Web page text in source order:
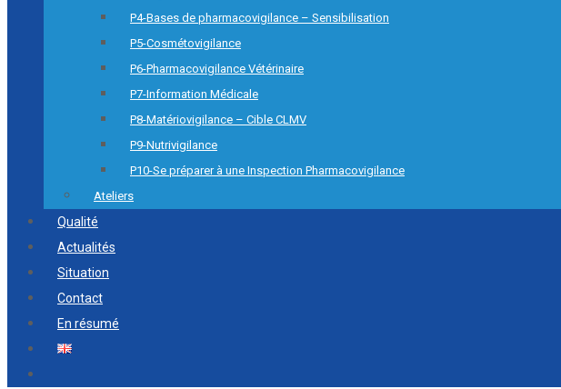
P4-Bases de pharmacovigilance – Sensibilisation
P5-Cosmétovigilance
P6-Pharmacovigilance Vétérinaire
P7-Information Médicale
P8-Matériovigilance – Cible CLMV
P9-Nutrivigilance
P10-Se préparer à une Inspection Pharmacovigilance
Ateliers
Qualité
Actualités
Situation
Contact
En résumé